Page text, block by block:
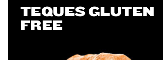
TEQUES GLUTEN
FREE